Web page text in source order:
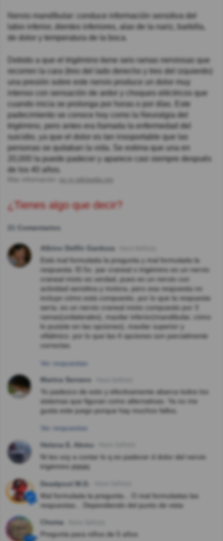
Nervio mandíbular: conduce información sensitiva del
labio inferior, dientes inferiores, alas de la nariz, barbilla,
de dolor y temperatura de la boca.
Debido a que el trigémino tiene seis ramas nerviosas que
recorren la cara (tres del lado derecho y tres del izquierdo)
una presión sobre este nervio produce un dolor muy
intenso con sensación de ardor y choques eléctricos que
cuando inicia se prolonga por horas o por días. Este
padecimiento se conoce hoy como la Neuralgia del
trigémino, pero antes era llamada la enfermedad del
suicidio, ya que el dolor es tan insoportable que las
personas se quitaban la vida. Se estima que una en
20,000 la puede padecer y aparece casi siempre después
de los 40 años.
es.m.wikipedia.org
¿Tienes algo que decir?
21 Comentarios
Albino Delfín Garduza
Está mal formulada la pregunta y mal formulada la
respuesta: El 5o. par craneal o trigémino es un nervio
craneal mixto es verdad, pues es un nervio con
actividad sensitiva y motora, pero esa respuesta no
incluye cómo está compuesto, por lo que la respuesta
sería; es un nervio craneal mixto compuesto por 3
ramas(unilaterales), maxilar inferior(mandibular, cómo
lo pusiste en las opciones), maxilar superior y
oftálmico. por lo que las 4 opciones son parcialmente
correctas.
Ver respuestas
Marina Serrano
Yo padezco de esto y efectivamente abarca todos los
sistemas que figuran como alternativas. Ya no me
gusta este juego porque hay muchos fallos,
Ver respuestas
Helena E. Abreu
Ni les voy a contar lo q es padecer d dolor del nervio
trigémino jejejej
Deadpool M.D.
Mal formulada la pregunta... O mal formuladas las
respuestas... Dependiendo del punto de vista
Chema
Pregunta para niños de 5 años